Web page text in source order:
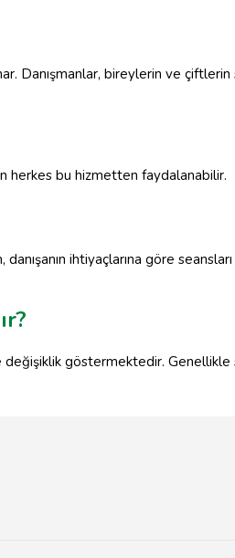
Danışmanlar, bireylerin ve çiftlerin
herkes bu hizmetten faydalanabilir.
ihtiyaçlarına göre
değişiklik göstermektedir. Genellikle